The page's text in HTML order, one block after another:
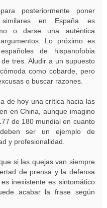
posteriormente poner
en España es
o darse una auténtica
Lo próximo es
de hispanofobia
tres. Aludir a un supuesto
como cobarde, pero
o buscar razones.
de hoy una crítica hacia las
en China, aunque imagino
de 180 mundial en cuanto
ser un ejemplo de
y profesionalidad.
si las quejas van siempre
de prensa y la defensa
inexistente es sintomático
acabar la frase según